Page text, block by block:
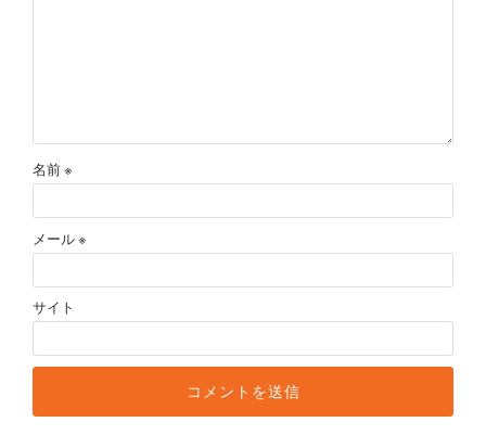
名前※
メール※
サイト